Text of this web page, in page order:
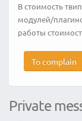
В стоимость
модулей/
работы
To complain
Private